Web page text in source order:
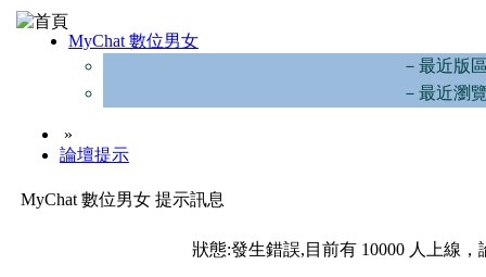
MyChat 數位男女
－最近版
－最近瀏
»
論壇提示
MyChat 數位男女 提示訊息
狀態:發生錯誤,目前有 10000 人上線